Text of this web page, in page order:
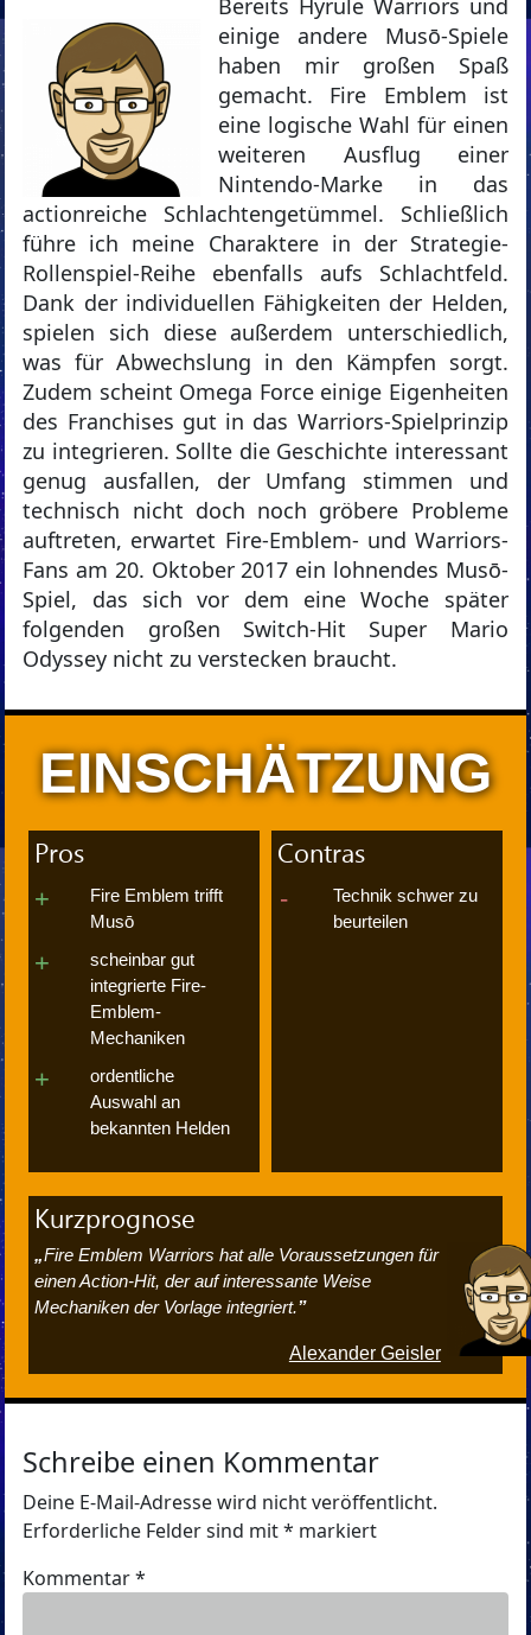
Bereits Hyrule Warriors und
einige andere Musō-Spiele
haben mir großen Spaß
gemacht. Fire Emblem ist
eine logische Wahl für einen
weiteren Ausflug einer
Nintendo-Marke in das
actionreiche Schlachtengetümmel. Schließlich
führe ich meine Charaktere in der Strategie-
Rollenspiel-Reihe ebenfalls aufs Schlachtfeld.
Dank der individuellen Fähigkeiten der Helden,
spielen sich diese außerdem unterschiedlich,
was für Abwechslung in den Kämpfen sorgt.
Zudem scheint Omega Force einige Eigenheiten
des Franchises gut in das Warriors-Spielprinzip
zu integrieren. Sollte die Geschichte interessant
genug ausfallen, der Umfang stimmen und
technisch nicht doch noch gröbere Probleme
auftreten, erwartet Fire-Emblem- und Warriors-
Fans am 20. Oktober 2017 ein lohnendes Musō-
Spiel, das sich vor dem eine Woche später
folgenden großen Switch-Hit Super Mario
Odyssey nicht zu verstecken braucht.
EINSCHÄTZUNG
Pros
Fire Emblem trifft
Musō
scheinbar gut
integrierte Fire-
Emblem-
Mechaniken
ordentliche
Auswahl an
bekannten Helden
Contras
Technik schwer zu
beurteilen
Kurzprognose
Fire Emblem Warriors hat alle Voraussetzungen für
einen Action-Hit, der auf interessante Weise
Mechaniken der Vorlage integriert.
Alexander Geisler
Schreibe einen Kommentar
Deine E-Mail-Adresse wird nicht veröffentlicht.
Erforderliche Felder sind mit* markiert
Kommentar*